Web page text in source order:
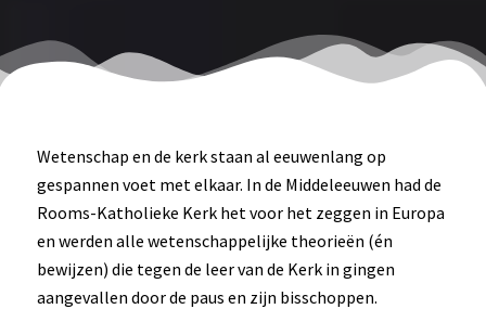
Wetenschap en de kerk staan al eeuwenlang op
gespannen voet met elkaar. In de Middeleeuwen had de
Rooms-Katholieke Kerk het voor het zeggen in Europa
en werden alle wetenschappelijke theorieën (én
bewijzen) die tegen de leer van de Kerk in gingen
aangevallen door de paus en zijn bisschoppen.